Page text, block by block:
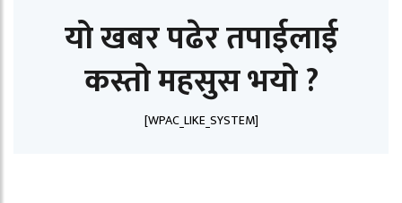
यो खबर पढेर तपाईलाई
कस्तो महसुस भयो ?
[WPAC_LIKE_SYSTEM]